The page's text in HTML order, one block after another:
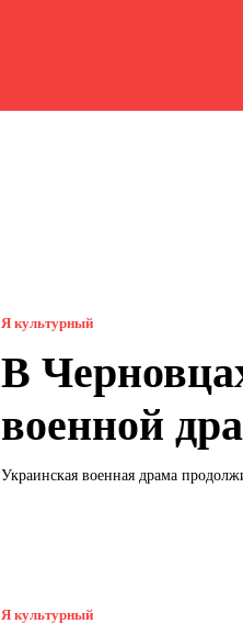
Я культурный
В
военной
Украинская военная драма
Я культурный